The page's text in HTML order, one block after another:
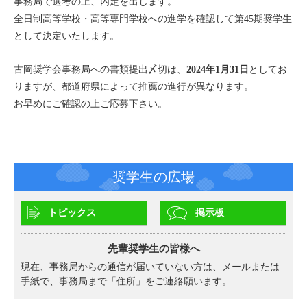
全日制高等学校・高等専門学校への進学を確認して第45期奨学生
として決定いたします。
古岡奨学会事務局への書類提出〆切は、 2024年1月31日 としてお
りますが、都道府県によって推薦の進行が異なります。
お早めにご確認の上ご応募下さい。
奨学生の広場
トピックス 掲示板
先輩奨学生の皆様へ
現在、事務局からの通信が届いていない方は、 メールまたは
手紙で、事務局まで「住所」をご連絡願います。